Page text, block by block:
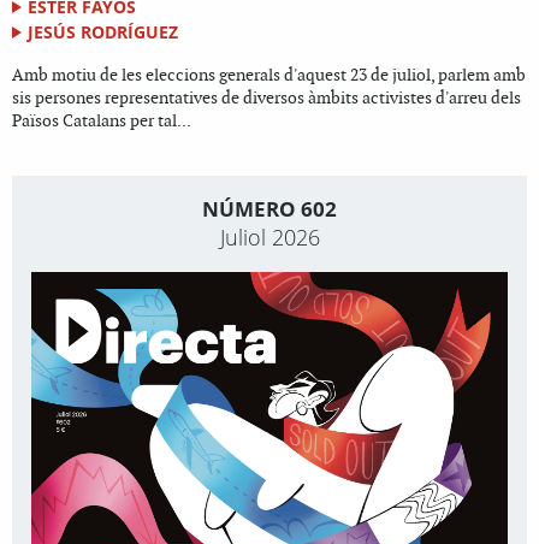
ESTER FAYOS
JESÚS RODRÍGUEZ
Amb motiu de les eleccions generals d'aquest 23 de juliol, parlem amb
sis persones representatives de diversos àmbits activistes d'arreu dels
Països Catalans per tal...
NÚMERO 602
Juliol 2026